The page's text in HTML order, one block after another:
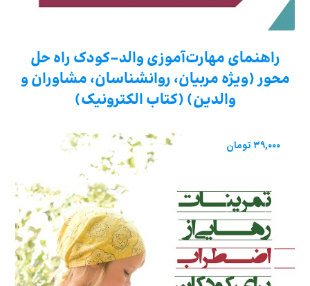
راهنمای مهارت‌آموزی والد-کودک راه حل
محور (ویژه مربیان، روانشناسان، مشاوران و
والدین) (کتاب الکترونیک)
۳۹,۰۰۰ تومان